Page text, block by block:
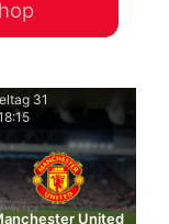
31
United